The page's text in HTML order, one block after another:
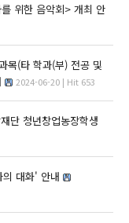
위한 음악회> 개최 안
목(타 학과(부) 전공 및
2024-06-20 | Hit 653
단 청년창업농장학생
대화' 안내